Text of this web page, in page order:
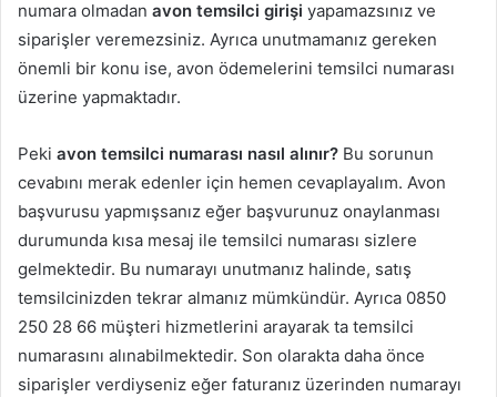
numara olmadan avon temsilci girişi yapamazsınız ve
siparişler veremezsiniz. Ayrıca unutmamanız gereken
önemli bir konu ise, avon ödemelerini temsilci numarası
üzerine yapmaktadır.
Peki avon temsilci numarası nasıl alınır? Bu sorunun
cevabını merak edenler için hemen cevaplayalım. Avon
başvurusu yapmışsanız eğer başvurunuz onaylanması
durumunda kısa mesaj ile temsilci numarası sizlere
gelmektedir. Bu numarayı unutmanız halinde, satış
temsilcinizden tekrar almanız mümkündür. Ayrıca 0850
250 28 66 müşteri hizmetlerini arayarak ta temsilci
numarasını alınabilmektedir. Son olarakta daha önce
siparişler verdiyseniz eğer faturanız üzerinden numarayı